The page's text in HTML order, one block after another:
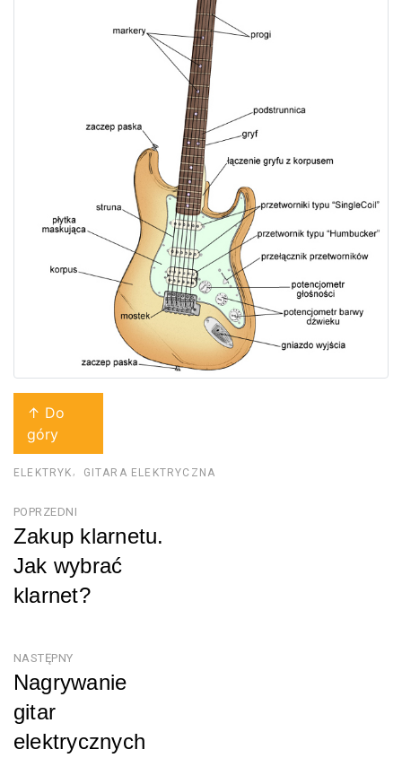
↑ Do
góry
ELEKTRYK GITARA ELEKTRYCZNA
Nawigacja
wpisu
POPRZEDNI
Zakup klarnetu.
Jak wybrać
klarnet?
NASTĘPNY
Nagrywanie
gitar
elektrycznych